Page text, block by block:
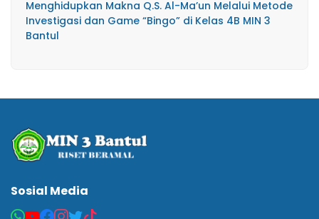
Menghidupkan Makna Q.S. Al-Ma’un Melalui Metode
Investigasi dan Game “Bingo” di Kelas 4B MIN 3
Bantul
Sosial Media